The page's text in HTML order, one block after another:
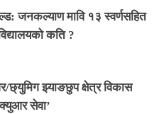
जनकल्याण मावि १३ स्वर्णसहित
कति ?
छ्युमिग झ्याङछुप क्षेत्र विकास
सेवा’